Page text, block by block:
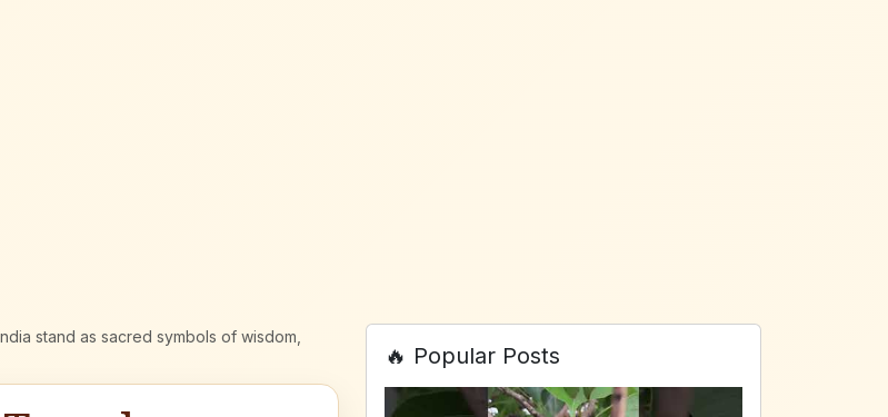
stand as sacred symbols of wisdom,
🔥 Popular Posts